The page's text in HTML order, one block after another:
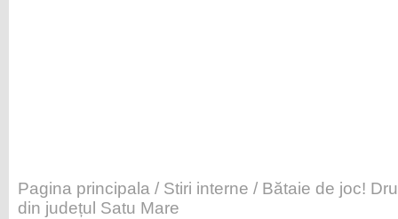
Pagina principala / Stiri interne / Bătaie de joc!
din județul Satu Mare